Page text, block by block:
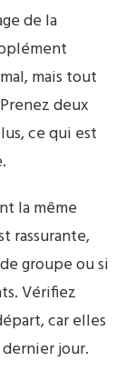
de la
mais tout
deux
ce qui est
la même
rassurante,
groupe ou si
Vérifiez
car elles
jour.